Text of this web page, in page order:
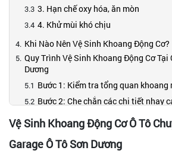
3. Hạn chế oxy hóa, ăn mòn
4. Khử mùi khó chịu
Khi Nào Nên Vệ Sinh Khoang Động Cơ?
Quy Trình Vệ Sinh Khoang Động Cơ Tại
Dương
Bước 1: Kiểm tra tổng quan khoang
Bước 2: Che chắn các chi tiết nhạy
Bước 3: Loại bỏ bụi bẩn, lá cây và
Bước 4: Phun dung dịch vệ sinh
Bước 5: Chà rửa nhẹ nhàng bằng cọ
Vệ Sinh Khoang Động Cơ Ô Tô
Garage Ô Tô Sơn Dương